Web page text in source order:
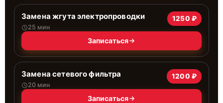
Замена жгута электропроводки
25 мин
1250 ₽
Записаться
Замена сетевого фильтра
20 мин
1200 ₽
Записаться